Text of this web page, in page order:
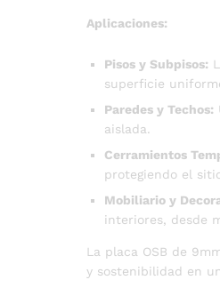
Aplicaciones:
Pisos y Subpisos:
superficie
Paredes y Techos:
aislada.
Cerramientos
protegiendo el
Mobiliario y
interiores, desde
La placa OSB de
y sostenibilidad en